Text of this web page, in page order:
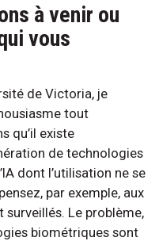
à venir ou
vous
de Victoria, je
tout
qu’il existe
de technologies
dont l’utilisation ne se
par exemple, aux
Le problème,
biométriques sont